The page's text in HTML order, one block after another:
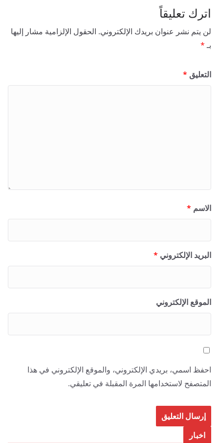
اترك تعليقاً
لن يتم نشر عنوان بريدك الإلكتروني. الحقول الإلزامية مشار إليها
بـ*
التعليق *
الاسم *
البريد الإلكتروني *
الموقع الإلكتروني
احفظ اسمي، بريدي الإلكتروني، والموقع الإلكتروني في هذا
المتصفح لاستخدامها المرة المقبلة في تعليقي.
اخبار